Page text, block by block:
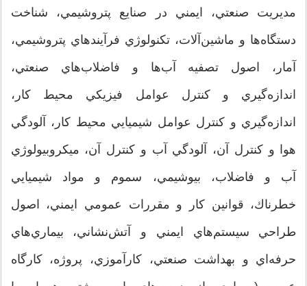
مديريت صنعتي، ايمني در صنايع پتروشيمي، شناخت
دستگاه‌ها و ماشين‌آلات،‌ تكنولوژي فرآيندهاي پتروشيمي،
آمار، اصول تصفيه آب‌ها و فاضلاب‌هاي صنعتي،
اندازه‌گيري و كنترل عوامل فيزيكي محيط كار،
اندازه‌گيري و كنترل عوامل شيميايي محيط كار،‌ آلودگي
هوا و كنترل آن، آلودگي آب و كنترل آن، ميكروبيولوژي
آب و فاضلاب، بيوشيمي، سموم و مواد شيميايي
خطرناك، قوانين كار و مقررات عمومي ايمني، اصول
طراحي سيستم‌هاي ايمني و آتش‌نشاني، بيماري‌هاي
حرفه‌اي و بهداشت صنعتي، كارآموزي، پروژه، كارگاه